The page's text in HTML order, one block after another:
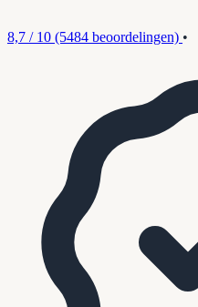
8,7 / 10 (5484 beoordelingen) •